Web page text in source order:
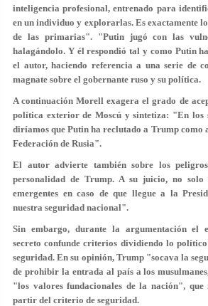
inteligencia profesional, entrenado para
en un individuo y explorarlas. Es exactamente
de las primarias". "Putin jugó con las
halagándolo. Y él respondió tal y como Putin
el autor, haciendo referencia a una serie de
magnate sobre el gobernante ruso y su política.
A continuación Morell exagera el grado de
política exterior de Moscú y sintetiza: "En los
diríamos que Putin ha reclutado a Trump como
Federación de Rusia".
El autor advierte también sobre los
personalidad de Trump. A su juicio, no
emergentes en caso de que llegue a la
nuestra seguridad nacional".
Sin embargo, durante la argumentación el
secreto confunde criterios dividiendo lo
seguridad. En su opinión, Trump "socava la
de prohibir la entrada al país a los
"los valores fundacionales de la nación", que
partir del criterio de seguridad.